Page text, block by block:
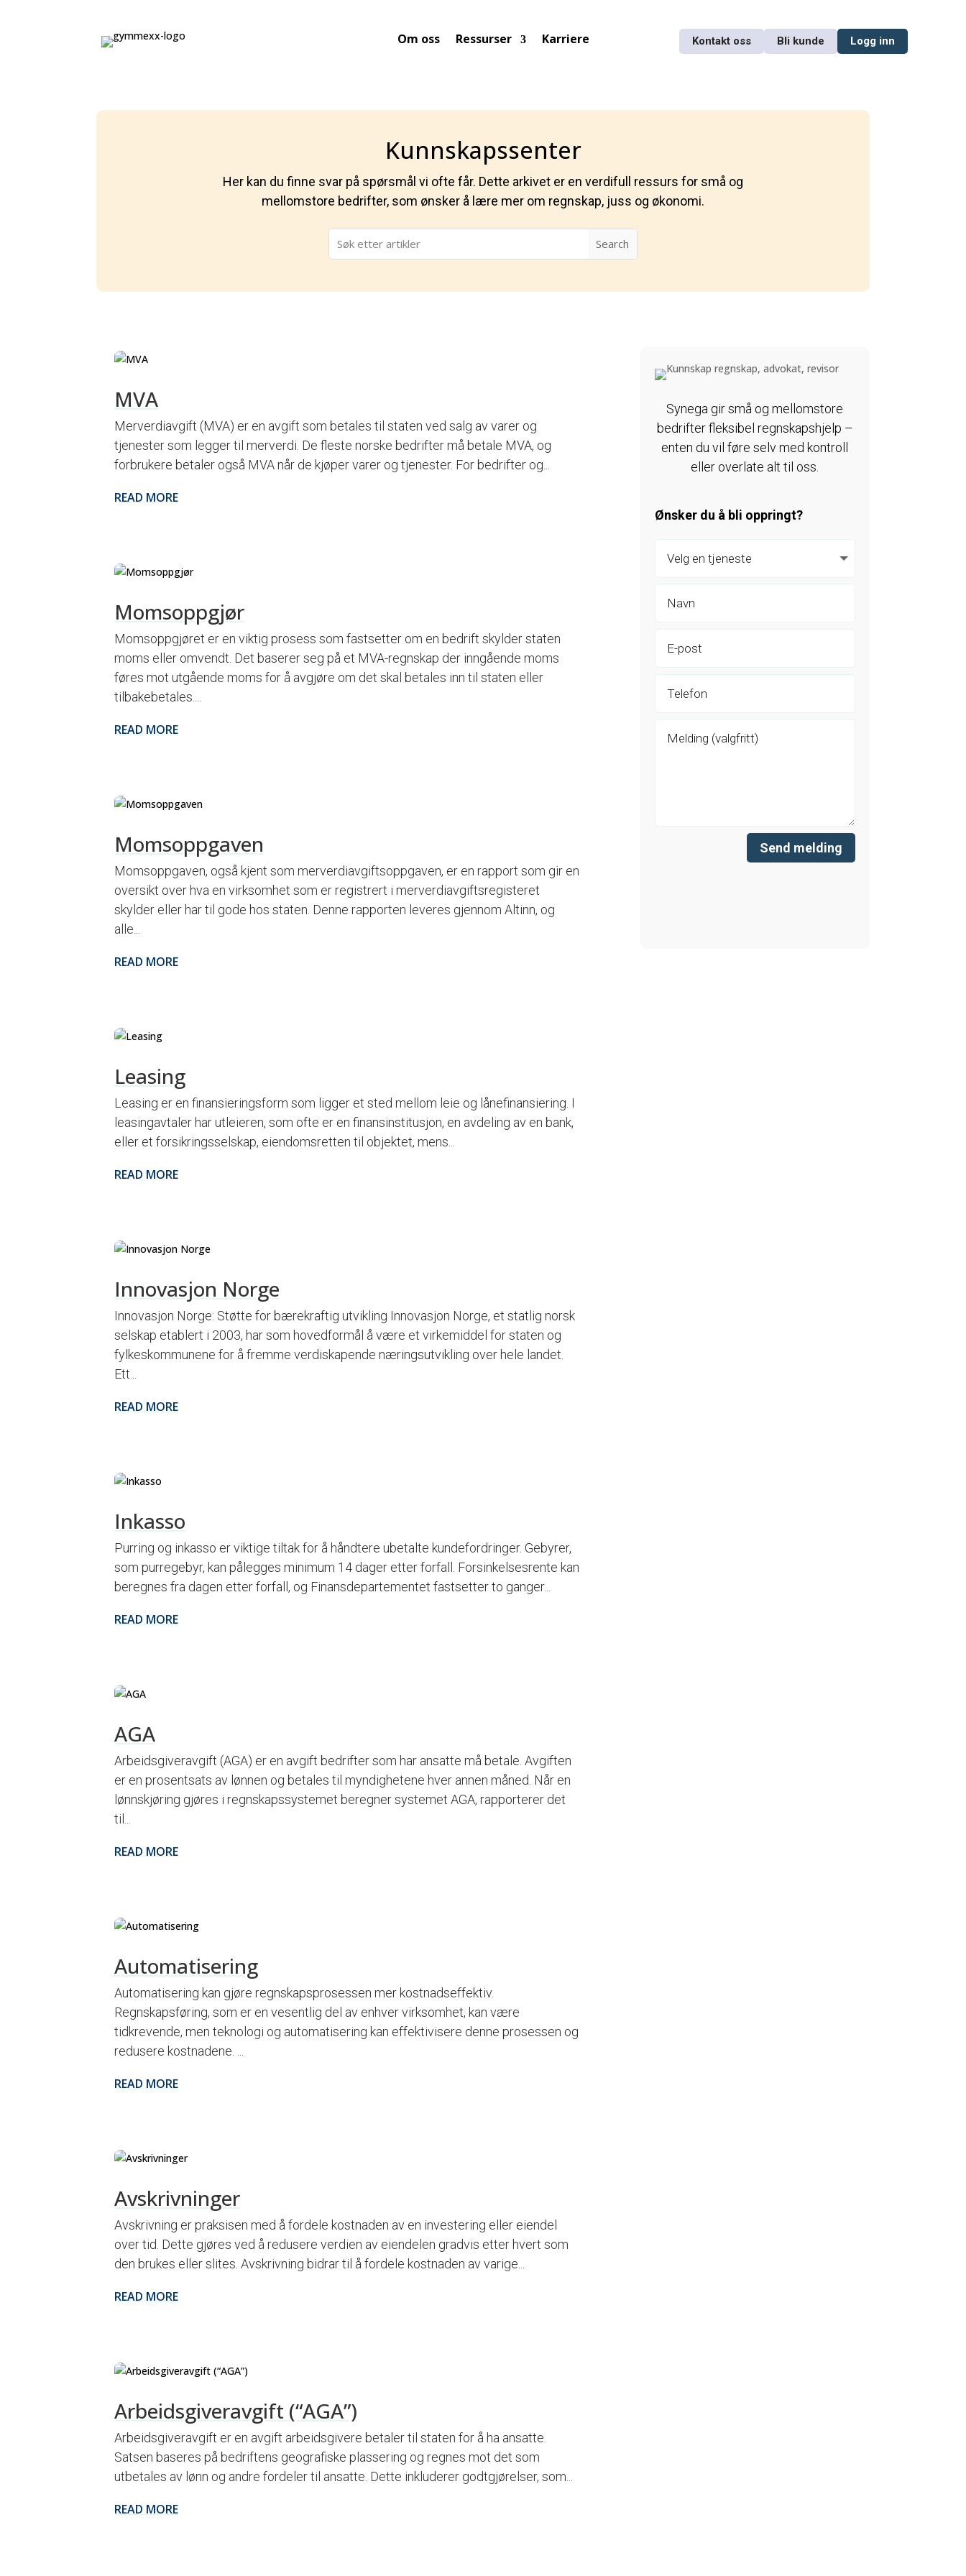
Om oss Ressurser Karriere Kontakt oss Bli kunde Logg inn
Kunnskapssenter
Her kan du finne svar på spørsmål vi ofte får. Dette arkivet er en verdifull ressurs for små og
mellomstore bedrifter, som ønsker å lære mer om regnskap, juss og økonomi.
MVA
Merverdiavgift (MVA) er en avgift som betales til staten ved salg av varer og
tjenester som legger til merverdi. De fleste norske bedrifter må betale MVA, og
forbrukere betaler også MVA når de kjøper varer og tjenester. For bedrifter og...
READ MORE
Momsoppgjør
Momsoppgjøret er en viktig prosess som fastsetter om en bedrift skylder staten
moms eller omvendt. Det baserer seg på et MVA-regnskap der inngående moms
føres mot utgående moms for å avgjøre om det skal betales inn til staten eller
tilbakebetales....
READ MORE
Momsoppgaven
Momsoppgaven, også kjent som merverdiavgiftsoppgaven, er en rapport som gir en
oversikt over hva en virksomhet som er registrert i merverdiavgiftsregisteret
skylder eller har til gode hos staten. Denne rapporten leveres gjennom Altinn, og
alle...
READ MORE
Leasing
Leasing er en finansieringsform som ligger et sted mellom leie og lånefinansiering. I
leasingavtaler har utleieren, som ofte er en finansinstitusjon, en avdeling av en bank,
eller et forsikringsselskap, eiendomsretten til objektet, mens...
READ MORE
Innovasjon Norge
Innovasjon Norge: Støtte for bærekraftig utvikling Innovasjon Norge, et statlig norsk
selskap etablert i 2003, har som hovedformål å være et virkemiddel for staten og
fylkeskommunene for å fremme verdiskapende næringsutvikling over hele landet.
Ett...
READ MORE
Inkasso
Purring og inkasso er viktige tiltak for å håndtere ubetalte kundefordringer. Gebyrer,
som purregebyr, kan pålegges minimum 14 dager etter forfall. Forsinkelsesrente kan
beregnes fra dagen etter forfall, og Finansdepartementet fastsetter to ganger...
READ MORE
AGA
Arbeidsgiveravgift (AGA) er en avgift bedrifter som har ansatte må betale. Avgiften
er en prosentsats av lønnen og betales til myndighetene hver annen måned. Når en
lønnskjøring gjøres i regnskapssystemet beregner systemet AGA, rapporterer det
til...
READ MORE
Automatisering
Automatisering kan gjøre regnskapsprosessen mer kostnadseffektiv.
Regnskapsføring, som er en vesentlig del av enhver virksomhet, kan være
tidkrevende, men teknologi og automatisering kan effektivisere denne prosessen og
redusere kostnadene. ...
READ MORE
Avskrivninger
Avskrivning er praksisen med å fordele kostnaden av en investering eller eiendel
over tid. Dette gjøres ved å redusere verdien av eiendelen gradvis etter hvert som
den brukes eller slites. Avskrivning bidrar til å fordele kostnaden av varige...
READ MORE
Arbeidsgiveravgift (“AGA”)
Arbeidsgiveravgift er en avgift arbeidsgivere betaler til staten for å ha ansatte.
Satsen baseres på bedriftens geografiske plassering og regnes mot det som
utbetales av lønn og andre fordeler til ansatte. Dette inkluderer godtgjørelser, som...
READ MORE
Synega gir små og mellomstore
bedrifter fleksibel regnskapshjelp –
enten du vil føre selv med kontroll
eller overlate alt til oss.
Ønsker du å bli oppringt?
Send melding